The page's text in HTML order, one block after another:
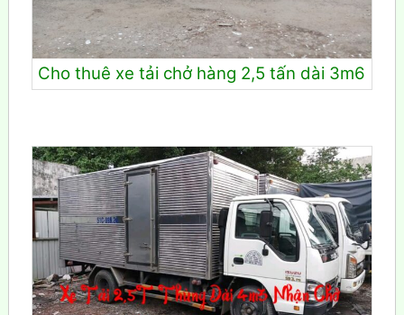
Cho thuê xe tải chở hàng 2,5 tấn dài 3m6